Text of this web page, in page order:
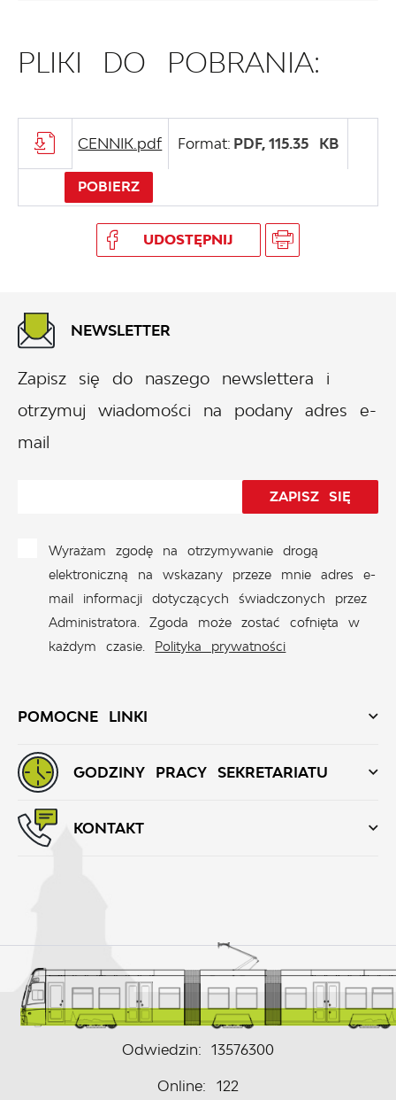
PLIKI DO POBRANIA:
CENNIK.pdf Format: PDF, 115.35 KB
POBIERZ
UDOSTĘPNIJ
POMOCNE LINKI
NEWSLETTER
Zapisz się do naszego newslettera i
otrzymuj wiadomości na podany adres e-
mail
Wyrażam zgodę na otrzymywanie drogą
elektroniczną na wskazany przeze mnie adres e-
mail informacji dotyczących świadczonych przez
Administratora. Zgoda może zostać cofnięta w
każdym czasie. Polityka prywatności
GODZINY PRACY SEKRETARIATU
KONTAKT
Odwiedzin: 13576300
Online: 122